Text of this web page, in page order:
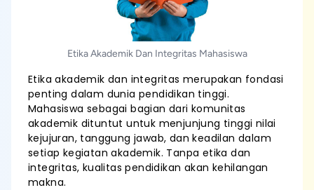
Etika Akademik Dan Integritas Mahasiswa
Etika akademik dan integritas merupakan fondasi
penting dalam dunia pendidikan tinggi.
Mahasiswa sebagai bagian dari komunitas
akademik dituntut untuk menjunjung tinggi nilai
kejujuran, tanggung jawab, dan keadilan dalam
setiap kegiatan akademik. Tanpa etika dan
integritas, kualitas pendidikan akan kehilangan
makna.